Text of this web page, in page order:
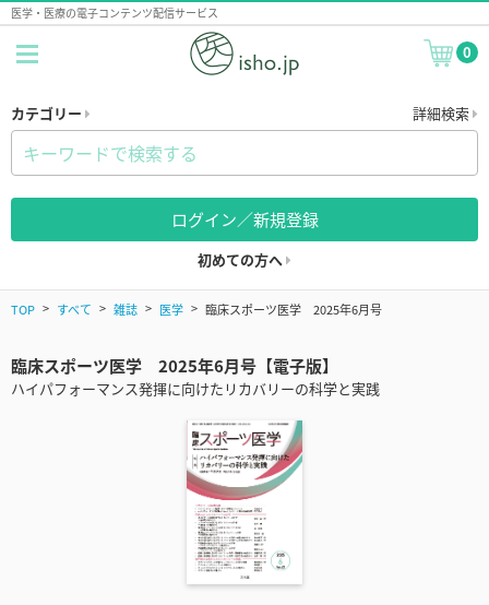
医学・医療の電子コンテンツ配信サービス
0
カテゴリー 詳細検索
ログイン／新規登録
初めての方へ
TOP すべて 雑誌 医学 臨床スポーツ医学 2025年6月号
臨床スポーツ医学 2025年6月号【電子版】
ハイパフォーマンス発揮に向けたリカバリーの科学と実践